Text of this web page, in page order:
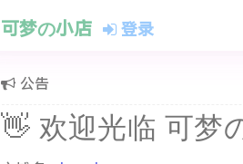
可梦の小店 登录
公告
👋 欢迎光临可梦